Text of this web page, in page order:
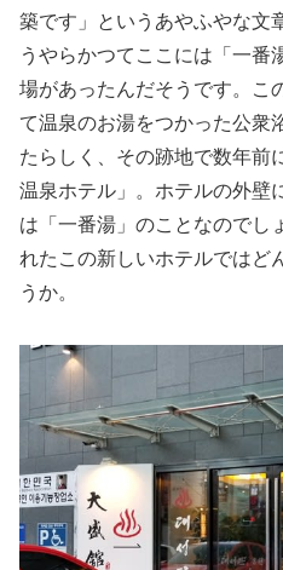
築です」というあやふやな文
うやらかつてここには「一番
場があったんだそうです。こ
て温泉のお湯をつかった公衆
たらしく、その跡地で数年前
温泉ホテル」。ホテルの外壁
は「一番湯」のことなのでし
れたこの新しいホテルではど
うか。